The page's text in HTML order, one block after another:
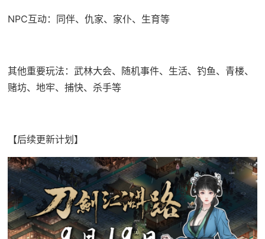
NPC互动：同伴、仇家、家仆、生育等
其他重要玩法：武林大会、随机事件、生活、钓鱼、青楼、
赌坊、地牢、捕快、杀手等
【后续更新计划】